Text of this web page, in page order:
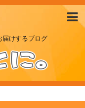
届けするブログ